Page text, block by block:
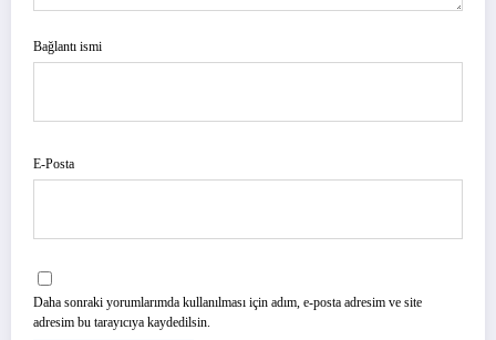
Bağlantı ismi
E-Posta
Daha sonraki yorumlarımda kullanılması için adım, e-posta adresim ve site
adresim bu tarayıcıya kaydedilsin.